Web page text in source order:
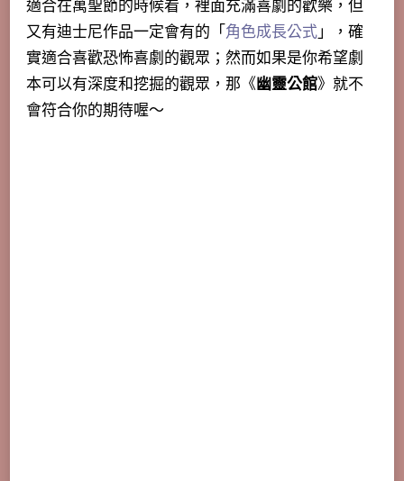
適合在萬聖節的時候看，裡面充滿喜劇的歡樂，但
又有迪士尼作品一定會有的「角色成長公式」，確
實適合喜歡恐怖喜劇的觀眾；然而如果是你希望劇
本可以有深度和挖掘的觀眾，那《幽靈公館》就不
會符合你的期待喔～